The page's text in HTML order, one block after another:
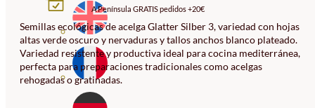
A Península GRATIS pedidos +20€
Semillas ecológicas de acelga Glatter Silber 3, variedad con hojas
altas verde oscuro y nervaduras y tallos anchos blanco plateado.
Variedad resistente y productiva ideal para cocina mediterránea,
perfecta para preparaciones tradicionales como acelgas
rehogadas o gratinadas.